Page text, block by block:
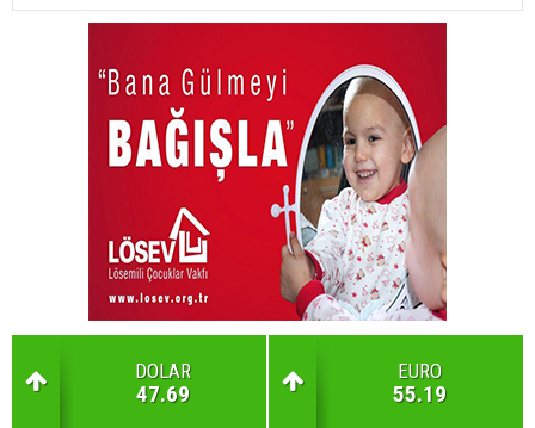
DOLAR
47.69
EURO
55.19